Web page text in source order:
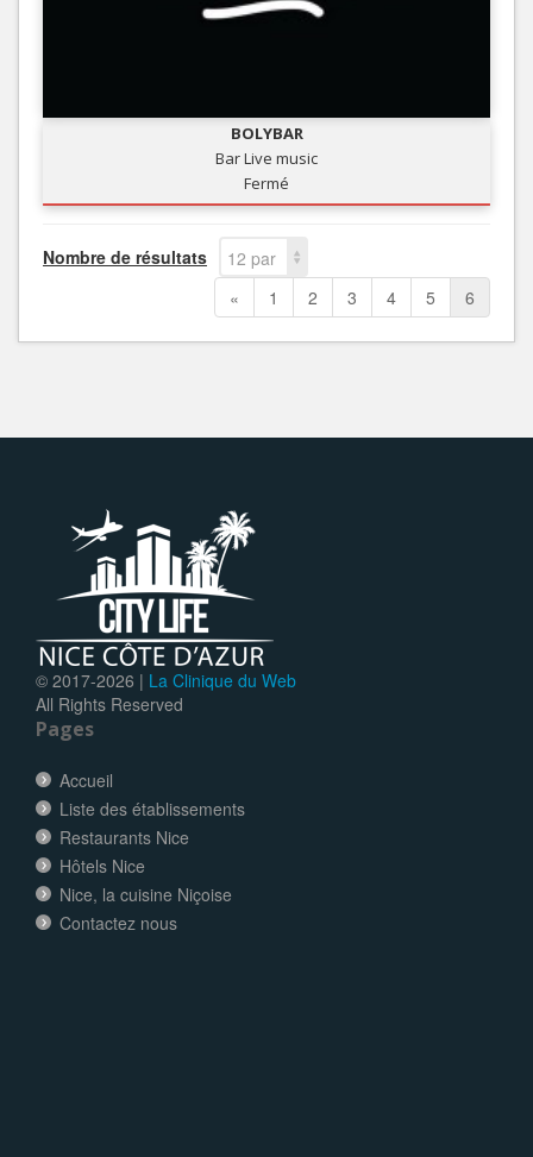
BOLYBAR
Bar Live music
Fermé
Nombre de résultats
12 par
page
« 1 2 3 4 5 6
© 2017-2026 | La Clinique du Web
All Rights Reserved
Pages
Accueil
Liste des établissements
Restaurants Nice
Hôtels Nice
Nice, la cuisine Niçoise
Contactez nous